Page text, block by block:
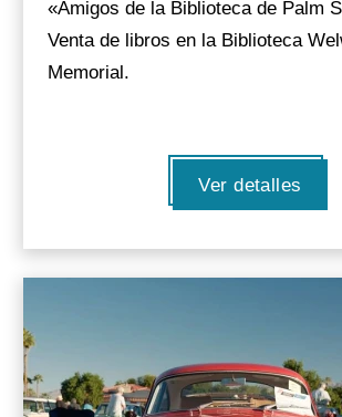
«Amigos de la Biblioteca de Palm
Venta de libros en la Biblioteca
Memorial.
Ver detalles